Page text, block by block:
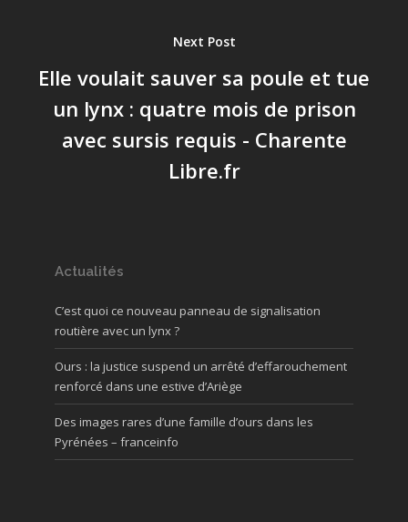
Next Post
Elle voulait sauver sa poule et tue
un lynx : quatre mois de prison
avec sursis requis - Charente
Libre.fr
Actualités
C’est quoi ce nouveau panneau de signalisation
routière avec un lynx ?
Ours : la justice suspend un arrêté d’effarouchement
renforcé dans une estive d’Ariège
Des images rares d’une famille d’ours dans les
Pyrénées – franceinfo